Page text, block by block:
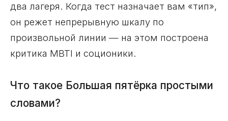
два лагеря. Когда тест назначает вам «тип»,
он режет непрерывную шкалу по
произвольной линии — на этом построена
критика MBTI и соционики.
Что такое Большая пятёрка простыми
словами?